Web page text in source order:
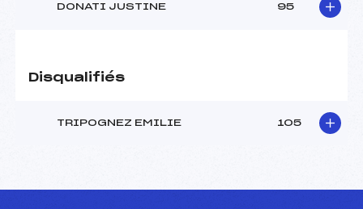
DONATI JUSTINE 95
Disqualifiés
TRIPOGNEZ EMILIE 105